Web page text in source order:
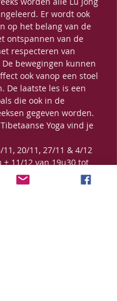
Er wordt ook
op het belang van de
ontspannen van de
respecteren van
bewegingen kunnen
ook vanop een stoel
De laatste les is een
die ook in de
gegeven worden.
Yoga vind je
20/11, 27/11 & 4/12
+ 11/12 van 19u30 tot